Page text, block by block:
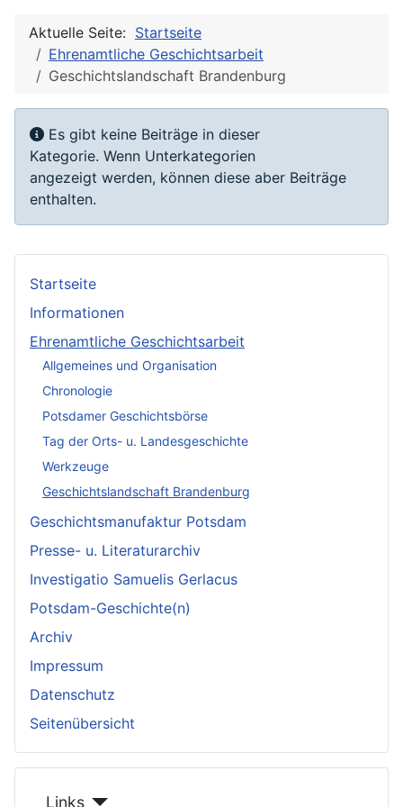
Startseite
Informationen
Ehrenamtliche Geschichtsarbeit
Allgemeines und Organisation
Chronologie
Potsdamer Geschichtsbörse
Tag der Orts- u. Landesgeschichte
Werkzeuge
Geschichtslandschaft Brandenburg
Geschichtsmanufaktur Potsdam
Presse- u. Literaturarchiv
Investigatio Samuelis Gerlacus
Potsdam-Geschichte(n)
Archiv
Impressum
Datenschutz
Seitenübersicht
Links
Aktuelle Seite: Startseite
Ehrenamtliche Geschichtsarbeit
Geschichtslandschaft Brandenburg
Information
Es gibt keine Beiträge in dieser
Kategorie. Wenn Unterkategorien
angezeigt werden, können diese aber Beiträge
enthalten.